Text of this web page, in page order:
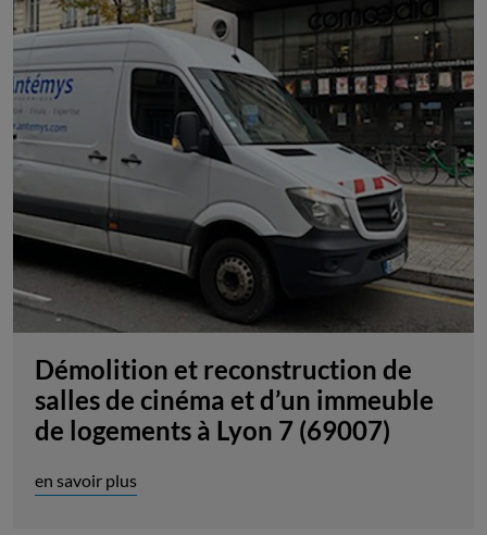
Démolition et reconstruction de
salles de cinéma et d’un immeuble
de logements à Lyon 7 (69007)
en savoir plus